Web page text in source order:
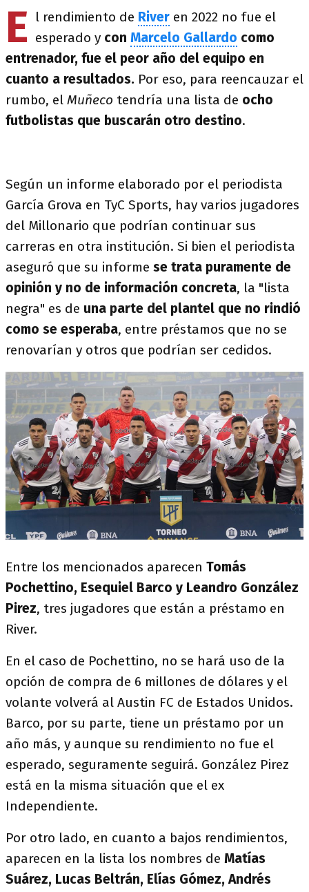
E l rendimiento de River en 2022 no fue el
esperado y con Marcelo Gallardo como
entrenador, fue el peor año del equipo en
cuanto a resultados. Por eso, para reencauzar el
rumbo, el Muñeco tendría una lista de ocho
futbolistas que buscarán otro destino.
Según un informe elaborado por el periodista
García Grova en TyC Sports, hay varios jugadores
del Millonario que podrían continuar sus
carreras en otra institución. Si bien el periodista
aseguró que su informe se trata puramente de
opinión y no de información concreta, la "lista
negra" es de una parte del plantel que no rindió
como se esperaba, entre préstamos que no se
renovarían y otros que podrían ser cedidos.
Entre los mencionados aparecen Tomás
Pochettino, Esequiel Barco y Leandro González
Pirez, tres jugadores que están a préstamo en
River.
En el caso de Pochettino, no se hará uso de la
opción de compra de 6 millones de dólares y el
volante volverá al Austin FC de Estados Unidos.
Barco, por su parte, tiene un préstamo por un
año más, y aunque su rendimiento no fue el
esperado, seguramente seguirá. González Pirez
está en la misma situación que el ex
Independiente.
Por otro lado, en cuanto a bajos rendimientos,
aparecen en la lista los nombres de Matías
Suárez, Lucas Beltrán, Elías Gómez, Andrés